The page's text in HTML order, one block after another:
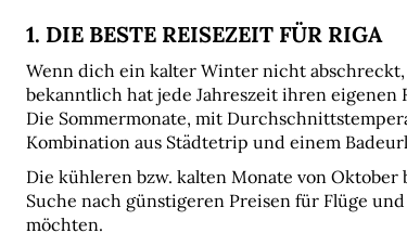
1. DIE BESTE REISEZEIT FÜR RIGA
Wenn dich ein kalter Winter nicht abschreckt,
bekanntlich hat jede Jahreszeit ihren eigenen
Die Sommermonate, mit
Kombination aus Städtetrip und einem
Die kühleren bzw. kalten Monate von
Suche nach günstigeren Preisen für Flüge
möchten.